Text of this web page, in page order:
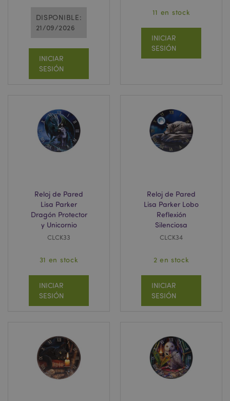
DISPONIBLE:
21/09/2026
INICIAR
SESIÓN
11 en stock
INICIAR
SESIÓN
Reloj de Pared
Lisa Parker
Dragón Protector
y Unicornio
CLCK33
31 en stock
INICIAR
SESIÓN
Reloj de Pared
Lisa Parker Lobo
Reflexión
Silenciosa
CLCK34
2 en stock
INICIAR
SESIÓN